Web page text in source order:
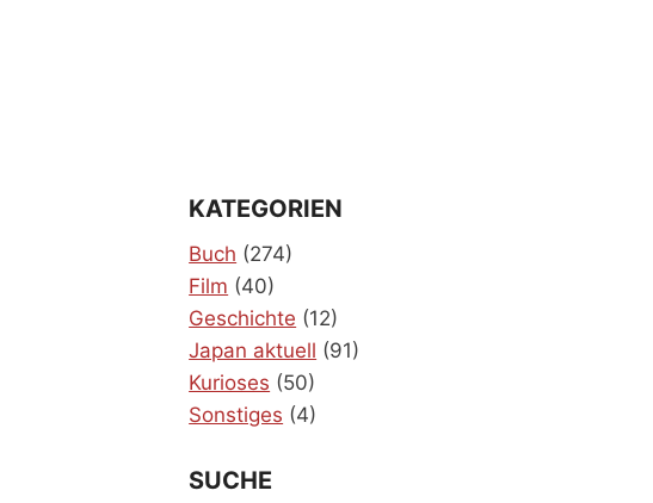
KATEGORIEN
Buch (274)
Film (40)
Geschichte (12)
Japan aktuell (91)
Kurioses (50)
Sonstiges (4)
SUCHE